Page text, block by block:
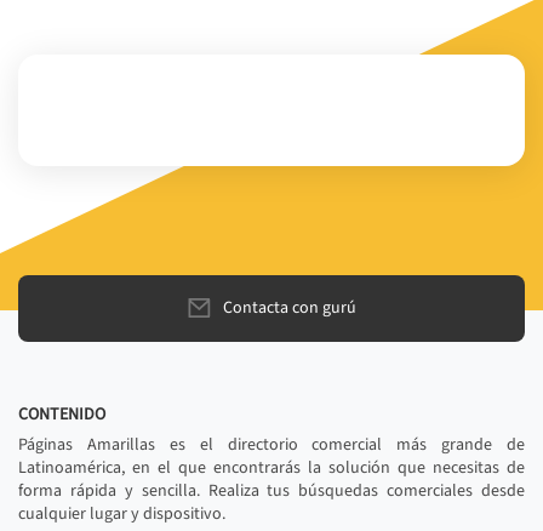
Contacta con gurú
CONTENIDO
Páginas Amarillas es el directorio comercial más grande de
Latinoamérica, en el que encontrarás la solución que necesitas de
forma rápida y sencilla. Realiza tus búsquedas comerciales desde
cualquier lugar y dispositivo.